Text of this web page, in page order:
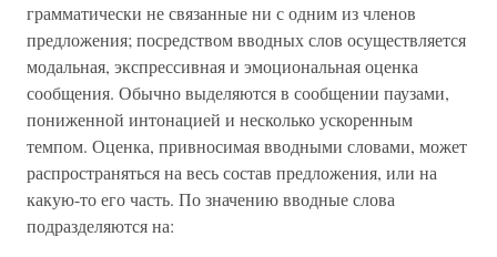
грамматически не связанные ни с одним из членов
предложения; посредством вводных слов осуществляется
модальная, экспрессивная и эмоциональная оценка
сообщения. Обычно выделяются в сообщении паузами,
пониженной интонацией и несколько ускоренным
темпом. Оценка, привносимая вводными словами, может
распространяться на весь состав предложения, или на
какую-то его часть. По значению вводные слова
подразделяются на: